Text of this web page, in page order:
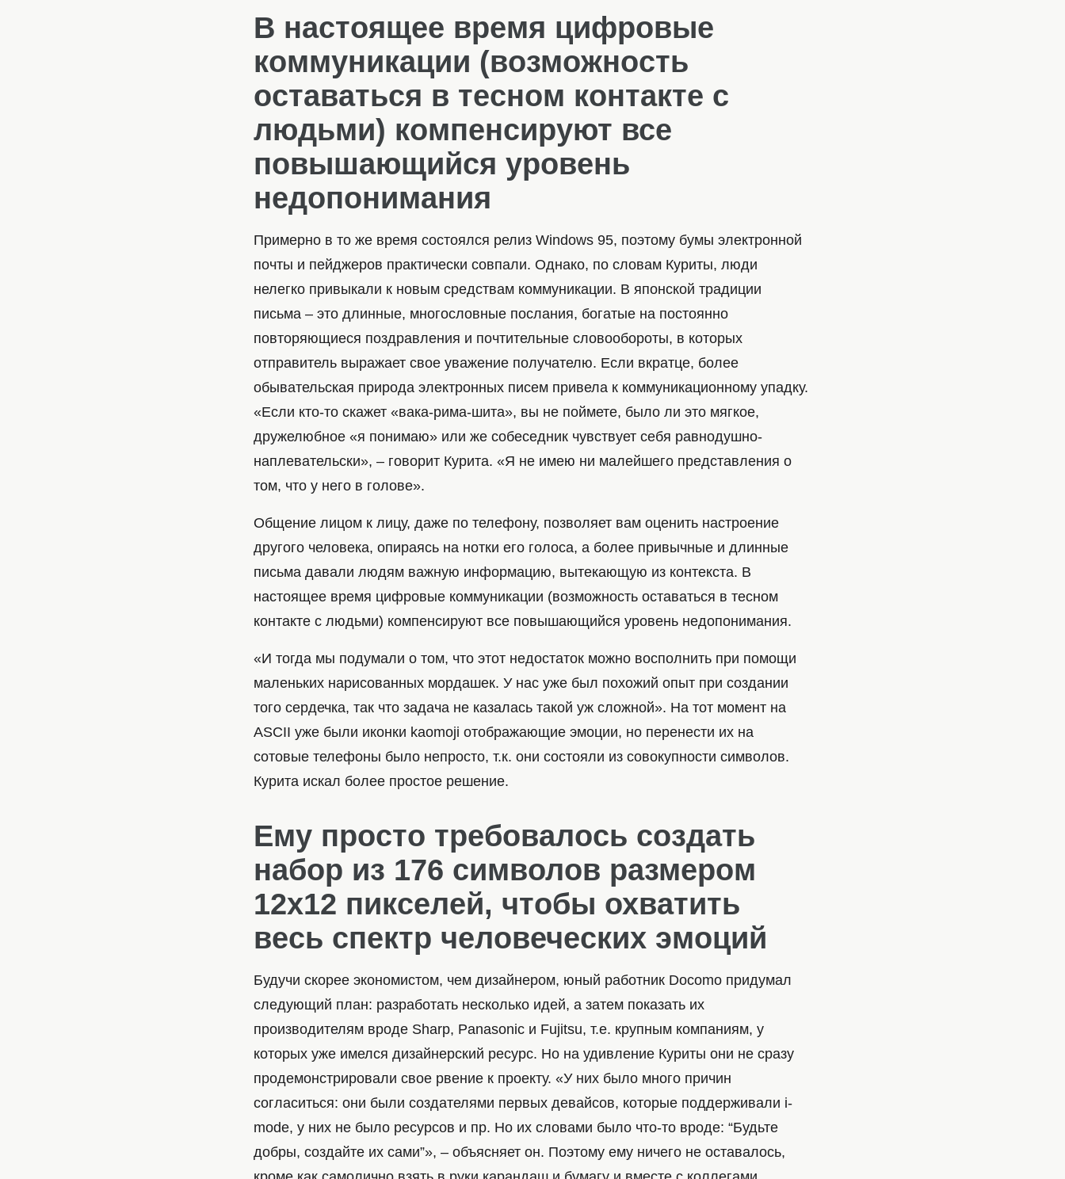
В настоящее время цифровые
коммуникации (возможность
оставаться в тесном контакте с
людьми) компенсируют все
повышающийся уровень
недопонимания
Примерно в то же время состоялся релиз Windows 95, поэтому бумы электронной
почты и пейджеров практически совпали. Однако, по словам Куриты, люди
нелегко привыкали к новым средствам коммуникации. В японской традиции
письма – это длинные, многословные послания, богатые на постоянно
повторяющиеся поздравления и почтительные словообороты, в которых
отправитель выражает свое уважение получателю. Если вкратце, более
обывательская природа электронных писем привела к коммуникационному упадку.
«Если кто-то скажет «вака-рима-шита», вы не поймете, было ли это мягкое,
дружелюбное «я понимаю» или же собеседник чувствует себя равнодушно-
наплевательски», – говорит Курита. «Я не имею ни малейшего представления о
том, что у него в голове».
Общение лицом к лицу, даже по телефону, позволяет вам оценить настроение
другого человека, опираясь на нотки его голоса, а более привычные и длинные
письма давали людям важную информацию, вытекающую из контекста. В
настоящее время цифровые коммуникации (возможность оставаться в тесном
контакте с людьми) компенсируют все повышающийся уровень недопонимания.
«И тогда мы подумали о том, что этот недостаток можно восполнить при помощи
маленьких нарисованных мордашек. У нас уже был похожий опыт при создании
того сердечка, так что задача не казалась такой уж сложной». На тот момент на
ASCII уже были иконки kaomoji отображающие эмоции, но перенести их на
сотовые телефоны было непросто, т.к. они состояли из совокупности символов.
Курита искал более простое решение.
Ему просто требовалось создать
набор из 176 символов размером
12х12 пикселей, чтобы охватить
весь спектр человеческих эмоций
Будучи скорее экономистом, чем дизайнером, юный работник Docomo придумал
следующий план: разработать несколько идей, а затем показать их
производителям вроде Sharp, Panasonic и Fujitsu, т.е. крупным компаниям, у
которых уже имелся дизайнерский ресурс. Но на удивление Куриты они не сразу
продемонстрировали свое рвение к проекту. «У них было много причин
согласиться: они были создателями первых девайсов, которые поддерживали i-
mode, у них не было ресурсов и пр. Но их словами было что-то вроде: “Будьте
добры, создайте их сами”», – объясняет он. Поэтому ему ничего не оставалось,